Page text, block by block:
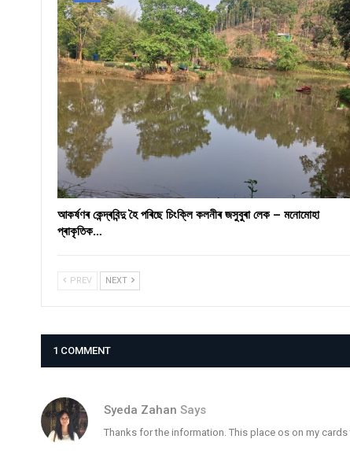
আকৰ্ষণৰ কেন্দ্ৰবিন্দু হৈ পৰিছে চিংক্লি কলনীৰ জসুবুৰা লেক – মনোমোহা
প্ৰাকৃতিক…
PREV NEXT
1 COMMENT
Syeda Zahan Says
Thanks for the information. This place os on my cards